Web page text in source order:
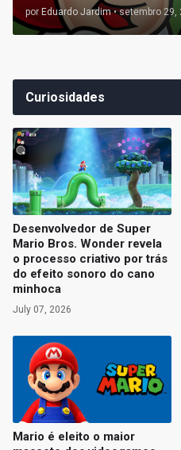
por Eduardo Jardim • setembro 29,
Curiosidades
Desenvolvedor de Super
Mario Bros. Wonder revela
o processo criativo por trás
do efeito sonoro do cano
minhoca
July 07, 2026
Mario é eleito o maior